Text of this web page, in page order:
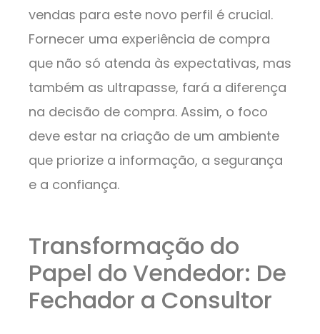
vendas para este novo perfil é crucial.
Fornecer uma experiência de compra
que não só atenda às expectativas, mas
também as ultrapasse, fará a diferença
na decisão de compra. Assim, o foco
deve estar na criação de um ambiente
que priorize a informação, a segurança
e a confiança.
Transformação do
Papel do Vendedor: De
Fechador a Consultor